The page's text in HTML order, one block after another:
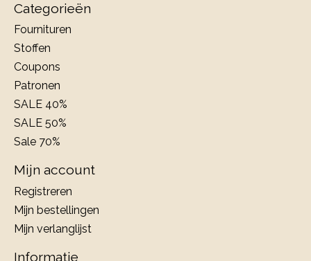
Categorieën
Fournituren
Stoffen
Coupons
Patronen
SALE 40%
SALE 50%
Sale 70%
Mijn account
Registreren
Mijn bestellingen
Mijn verlanglijst
Informatie